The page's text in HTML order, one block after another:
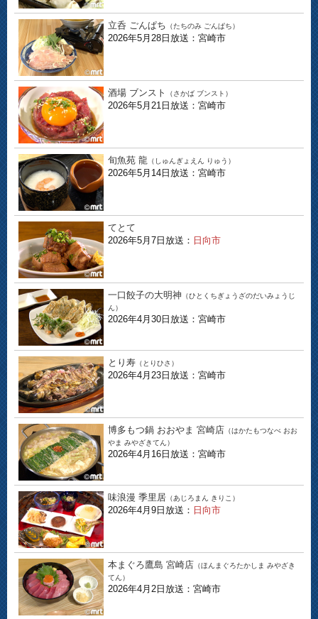
立呑 ごんぱち （たちのみ ごんぱち）
2026年5月28日放送：宮崎市
酒場 ブンスト （さかば ブンスト）
2026年5月21日放送：宮崎市
旬魚苑 龍 （しゅんぎょえん りゅう）
2026年5月14日放送：宮崎市
てとて
2026年5月7日放送： 日向市
一口餃子の大明神 （ひとくちぎょうざのだいみょうじ
ん）
2026年4月30日放送：宮崎市
とり寿 （とりひさ）
2026年4月23日放送：宮崎市
博多もつ鍋 おおやま 宮崎店 （はかたもつなべ おお
やま みやざきてん）
2026年4月16日放送：宮崎市
味浪漫 季里居 （あじろまん きりこ）
2026年4月9日放送： 日向市
本まぐろ鷹島 宮崎店 （ほんまぐろたかしま みやざき
てん）
2026年4月2日放送：宮崎市